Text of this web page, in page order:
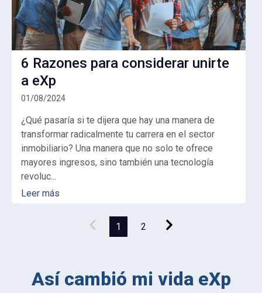
6 Razones para considerar unirte
a eXp
01/08/2024
¿Qué pasaría si te dijera que hay una manera de
transformar radicalmente tu carrera en el sector
inmobiliario? Una manera que no solo te ofrece
mayores ingresos, sino también una tecnología
revoluc...
Leer más
1 2
Así cambió mi vida eXp